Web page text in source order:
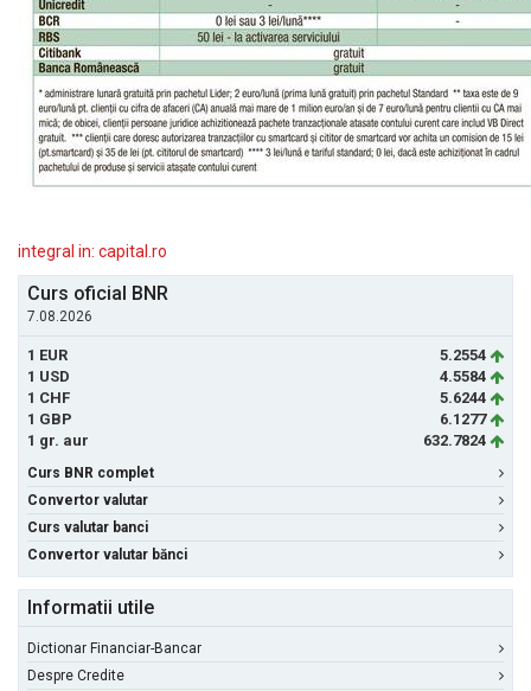
integral in: capital.ro
Curs oficial BNR
7.08.2026
1 EUR
5.2554
1 USD
4.5584
1 CHF
5.6244
1 GBP
6.1277
1 gr. aur
632.7824
Curs BNR complet
Convertor valutar
Curs valutar banci
Convertor valutar bănci
Informatii utile
Dictionar Financiar-Bancar
Despre Credite